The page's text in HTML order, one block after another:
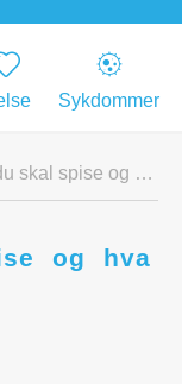
Sykdommer
og hva du ikke bør spise?
og hva